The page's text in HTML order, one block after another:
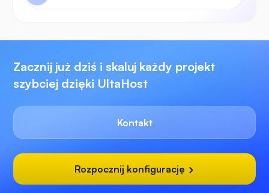
Zacznij już dziś i skaluj każdy projekt
szybciej dzięki UltaHost
Kontakt
Rozpocznij konfigurację